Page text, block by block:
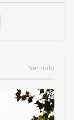
Ver todo